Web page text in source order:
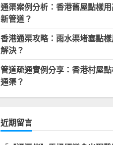
通渠案例分析：香港舊屋點樣
新管道？
香港通渠攻略：雨水渠堵塞點
解決？
管道疏通實例分享：香港村屋
通渠？
近期留言